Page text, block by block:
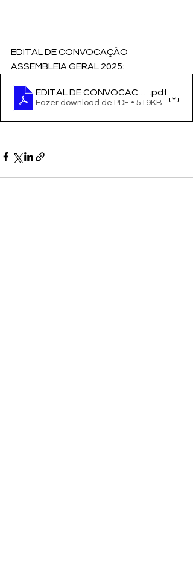
EDITAL DE CONVOCAÇÃO
ASSEMBLEIA GERAL 2025:
EDITAL DE CONVOCACAO.pdf
Fazer download de PDF • 519KB